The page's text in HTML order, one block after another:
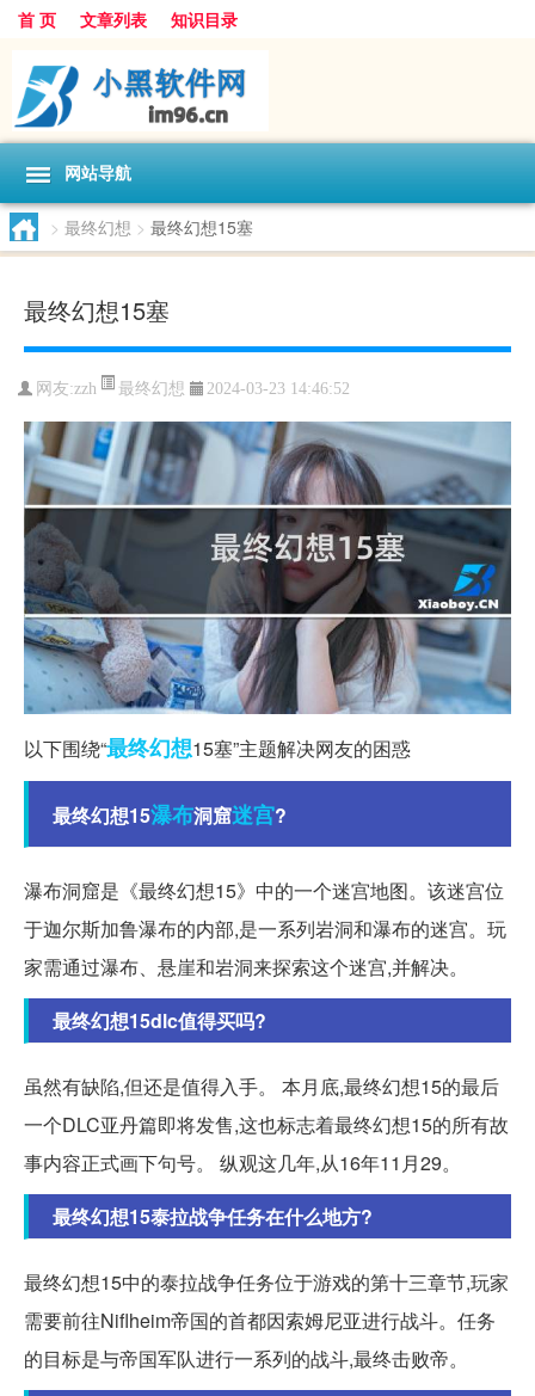
首 页 文章列表 知识目录
网站导航
> 最终幻想 > 最终幻想15塞
最终幻想15塞
网友:zzh 最终幻想 2024-03-23 14:46:52
以下围绕“最终幻想15塞”主题解决网友的困惑
最终幻想15瀑布洞窟迷宫?
瀑布洞窟是《最终幻想15》中的一个迷宫地图。该迷宫位
于迦尔斯加鲁瀑布的内部,是一系列岩洞和瀑布的迷宫。玩
家需通过瀑布、悬崖和岩洞来探索这个迷宫,并解决。
最终幻想15dlc值得买吗?
虽然有缺陷,但还是值得入手。 本月底,最终幻想15的最后
一个DLC亚丹篇即将发售,这也标志着最终幻想15的所有故
事内容正式画下句号。 纵观这几年,从16年11月29。
最终幻想15泰拉战争任务在什么地方?
最终幻想15中的泰拉战争任务位于游戏的第十三章节,玩家
需要前往Niflheim帝国的首都因索姆尼亚进行战斗。任务
的目标是与帝国军队进行一系列的战斗,最终击败帝。